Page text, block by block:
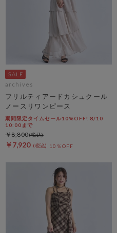
archives
フリルティアードカシュクール
ノースリワンピース
期間限定タイムセール10%OFF! 8/10
10:00まで
￥7,920 10％OFF
￥8,800